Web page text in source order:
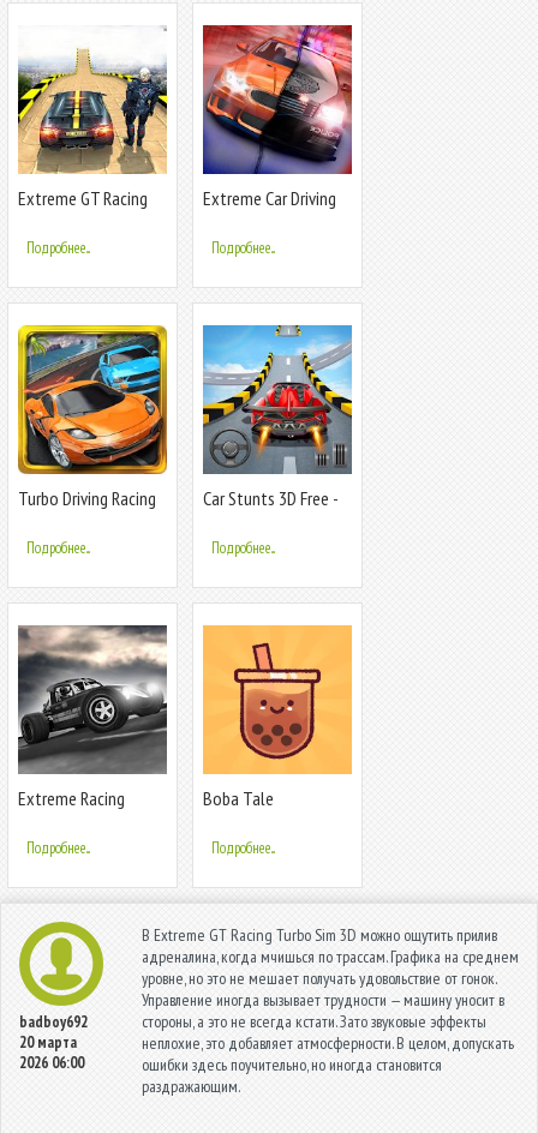
Extreme GT Racing
Подробнее...
Extreme Car Driving
Подробнее...
Turbo Driving Racing
Подробнее...
Car Stunts 3D Free -
Racing
Подробнее...
Extreme Racing
Подробнее...
Boba Tale
Подробнее...
badboy692
20 марта
2026 06:00
В Extreme GT Racing Turbo Sim 3D можно ощутить прилив
адреналина, когда мчишься по трассам. Графика на среднем
уровне, но это не мешает получать удовольствие от гонок.
Управление иногда вызывает трудности — машину уносит в
стороны, а это не всегда кстати. Зато звуковые эффекты
неплохие, это добавляет атмосферности. В целом, допускать
ошибки здесь поучительно, но иногда становится
раздражающим.